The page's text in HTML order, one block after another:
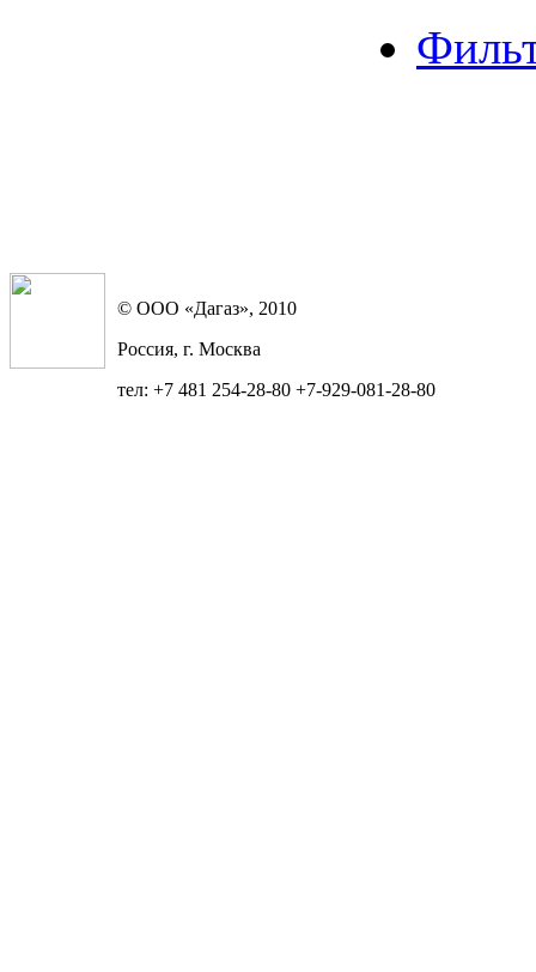
© ООО «Дагаз», 2010
Россия, г. Москва
тел: +7 481 254-28-80 +7-929-081-28-80